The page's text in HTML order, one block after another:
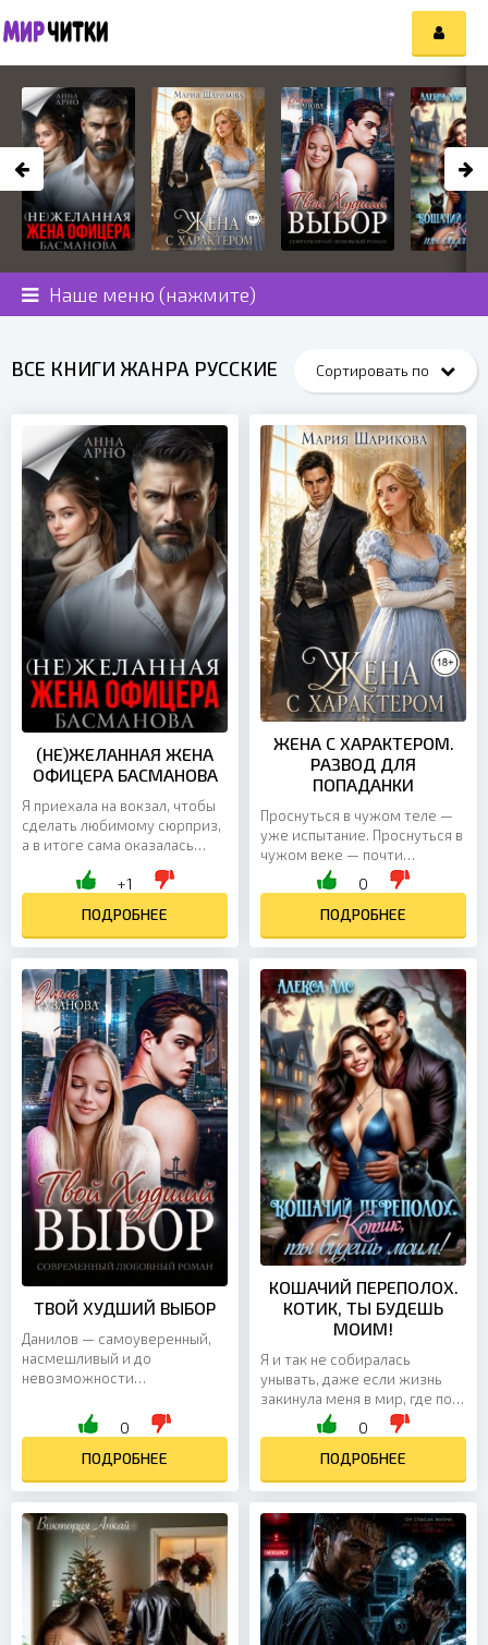
Наше меню (нажмите)
ВСЕ КНИГИ ЖАНРА РУССКИЕ
(НЕ)ЖЕЛАННАЯ ЖЕНА
ОФИЦЕРА БАСМАНОВА
Я приехала на вокзал, чтобы
сделать любимому сюрприз,
а в итоге сама оказалась
него. Боря не приехал. Зато
Бесо, с которым мне и
пришлось уезжать в ночь,
уговаривая себя, что всё ещё
не так плохо. Пока в свете
фонаря я не увидела
влюблённую парочку. Сначала
мне показалось, что это
просто...
+1
ПОДРОБНЕЕ
ЖЕНА С ХАРАКТЕРОМ.
РАЗВОД ДЛЯ
ПОПАДАНКИ
Проснуться в чужом теле —
уже испытание. Проснуться в
чужом веке — почти
катастрофа. А уж стать
брошенной женой
надменного герцога,
которого ты в жизни не
видела, — это и вовсе
отличный повод для
отчаяния. Но только не для
меня. Теперь меня зовут
леди Аурелия Уэстклифф,
хотя внутри я всё та же
Настя. Мой «любящий» супруг
оставил меня у алтаря и...
0
ПОДРОБНЕЕ
ТВОЙ ХУДШИЙ ВЫБОР
Данилов — самоуверенный,
насмешливый и до
невозможности
бросает фразы, которые
способны выбить из колеи
кого угодно, а потом ещё и
делает вид, что ничего
особенного не произошло.
Так было и с его
«приглашением на
свидание», которое, как он
теперь уверяет, оказалось
всего лишь шуткой. Вот
только мне от этого не легче.
Я и без...
0
ПОДРОБНЕЕ
КОШАЧИЙ ПЕРЕПОЛОХ.
КОТИК, ТЫ БУДЕШЬ
МОИМ!
Я и так не собиралась
унывать, даже если жизнь
закинула меня в мир, где по
улицам спокойно
разгуливают оборотни,
демоны, ангелы и вампиры, а
местные порядки больше
напоминают притон
сомнительных связей, чем
цивилизованное общество.
Что ж, не страшно. Раз уж я
здесь оказалась, значит,
сумею не только выжить, но
и навести порядок: раскрою
местную...
0
ПОДРОБНЕЕ